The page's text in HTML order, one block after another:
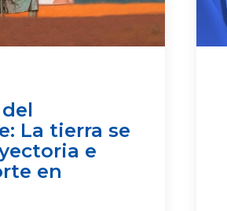
La tierra se
e
en